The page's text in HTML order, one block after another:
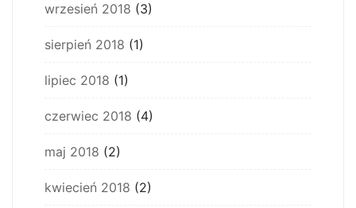
wrzesień 2018 (3)
sierpień 2018 (1)
lipiec 2018 (1)
czerwiec 2018 (4)
maj 2018 (2)
kwiecień 2018 (2)